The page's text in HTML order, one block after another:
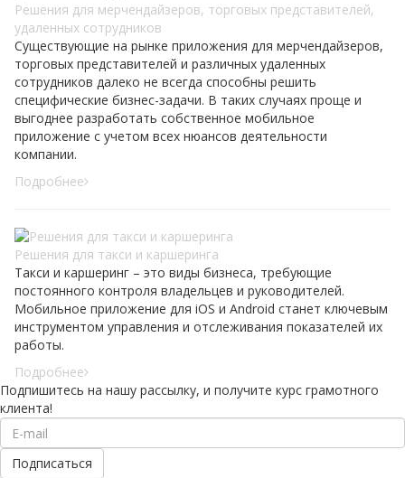
Решения для мерчендайзеров, торговых представителей,
удаленных сотрудников
Существующие на рынке приложения для мерчендайзеров,
торговых представителей и различных удаленных
сотрудников далеко не всегда способны решить
специфические бизнес-задачи. В таких случаях проще и
выгоднее разработать собственное мобильное
приложение с учетом всех нюансов деятельности
компании.
Подробнее
Решения для такси и каршеринга
Такси и каршеринг – это виды бизнеса, требующие
постоянного контроля владельцев и руководителей.
Мобильное приложение для iOS и Android станет ключевым
инструментом управления и отслеживания показателей их
работы.
Подробнее
Подпишитесь на нашу рассылку, и получите курс грамотного
клиента!